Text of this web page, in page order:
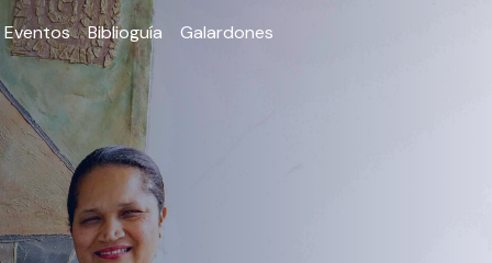
Eventos Biblioguía Galardones